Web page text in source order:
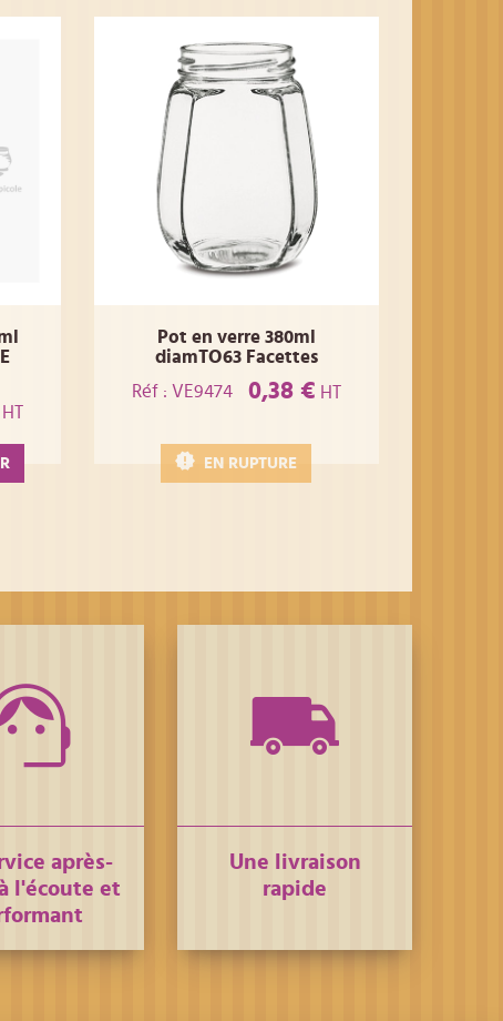
HT
Pot en verre 380ml
diamTO63 Facettes
Réf : VE9474
0,38 € HT
EN RUPTURE
après-
l'écoute et
Une livraison
rapide